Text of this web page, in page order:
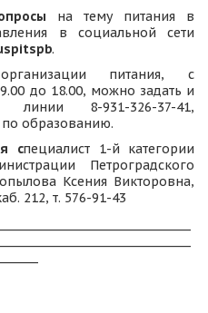
на тему питания в
в социальной сети
.
питания, с
до 18.00, можно задать и
8-931-326-37-41,
образованию.
специалист 1-й категории
Петроградского
Ксения Викторовна,
212, т. 576-91-43